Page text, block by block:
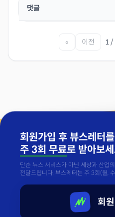
댓글
« 이전 1 /
회원가입 후 뷰스레터를
주 3회 무료로 받아보
단순 뉴스 서비스가 아닌 세상과 산업
전달드립니다. 뷰스레터는 주 3회(월,
회